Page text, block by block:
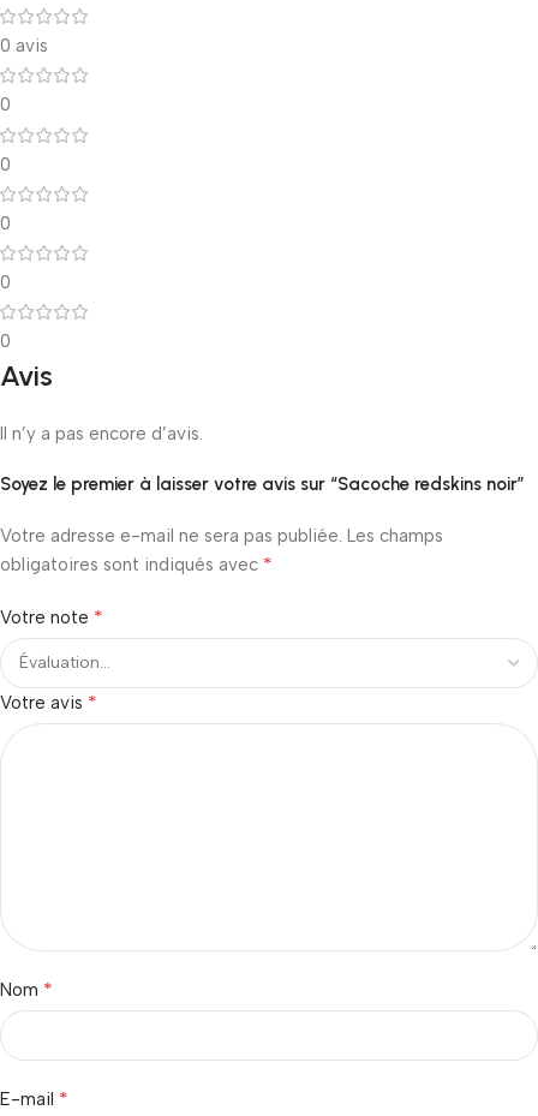
0 avis
0
0
0
0
0
Avis
Il n’y a pas encore d’avis.
Soyez le premier à laisser votre avis sur “Sacoche redskins noir”
Votre adresse e-mail ne sera pas publiée. Les champs
obligatoires sont indiqués avec *
Votre note *
Votre avis *
Nom *
E-mail *